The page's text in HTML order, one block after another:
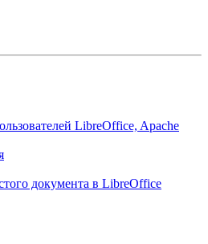
LibreOffice, Apache
документа в LibreOffice